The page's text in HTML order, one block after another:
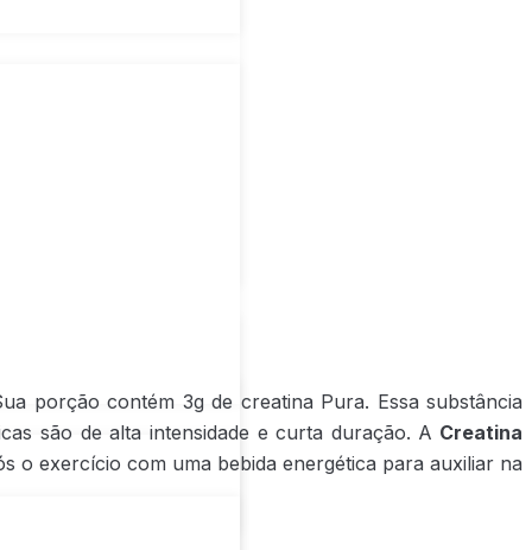
porção contém 3g de creatina Pura. Essa substância
são de alta intensidade e curta duração. A Creatina
o exercício com uma bebida energética para auxiliar na